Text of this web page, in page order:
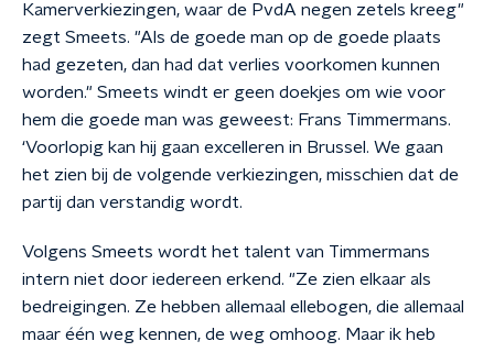
Kamerverkiezingen, waar de PvdA negen zetels kreeg"
zegt Smeets. "Als de goede man op de goede plaats
had gezeten, dan had dat verlies voorkomen kunnen
worden." Smeets windt er geen doekjes om wie voor
hem die goede man was geweest: Frans Timmermans.
‘Voorlopig kan hij gaan excelleren in Brussel. We gaan
het zien bij de volgende verkiezingen, misschien dat de
partij dan verstandig wordt.
Volgens Smeets wordt het talent van Timmermans
intern niet door iedereen erkend. "Ze zien elkaar als
bedreigingen. Ze hebben allemaal ellebogen, die allemaal
maar één weg kennen, de weg omhoog. Maar ik heb